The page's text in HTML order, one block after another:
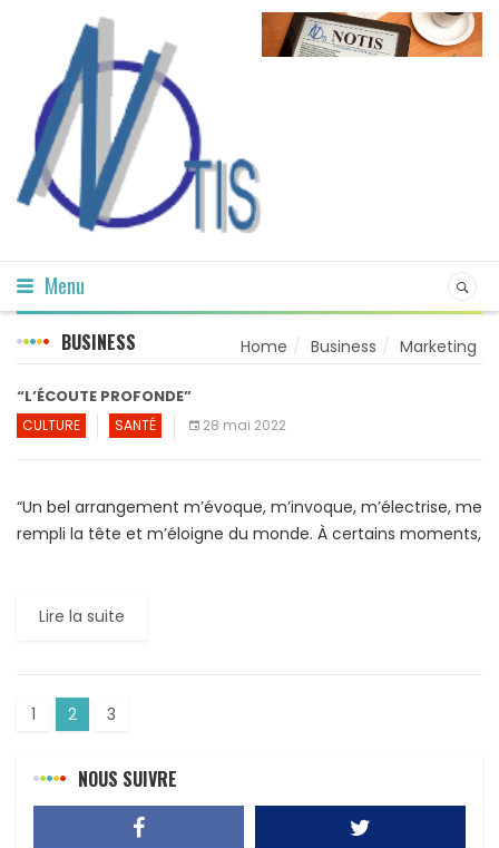
Menu
BUSINESS Home Business Marketing
“L’ÉCOUTE PROFONDE”
CULTURE SANTÉ 28 mai 2022
“Un bel arrangement m’évoque, m’invoque, m’électrise, me
rempli la tête et m’éloigne du monde. À certains moments,
Lire la suite
1 2 3
NOUS SUIVRE